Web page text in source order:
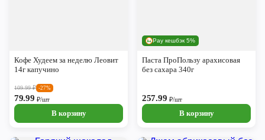
Кофе Худеем за неделю Леовит
14г капучино
109.99₽ -27%
79.99₽/шт
В корзину
Pay кешбэк 5%
Паста ПроПользу арахисовая
без сахара 340г
257.99 ₽/шт
В корзину